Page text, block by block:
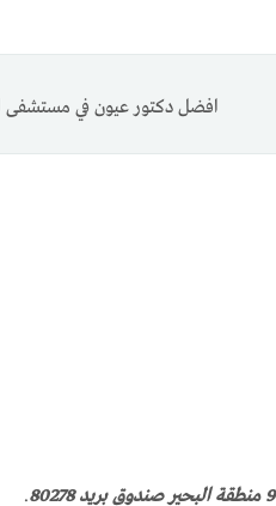
افضل دكتور عيون في
.